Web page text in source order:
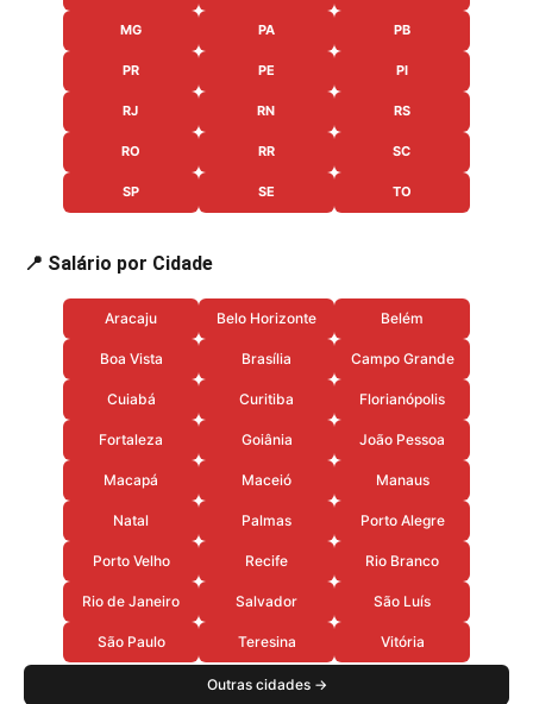
MG PA PB
PR PE PI
RJ RN RS
RO RR SC
SP SE TO
📍 Salário por Cidade
Aracaju Belo Horizonte Belém
Boa Vista Brasília Campo Grande
Cuiabá Curitiba Florianópolis
Fortaleza Goiânia João Pessoa
Macapá Maceió Manaus
Natal Palmas Porto Alegre
Porto Velho Recife Rio Branco
Rio de Janeiro Salvador São Luís
São Paulo Teresina Vitória
Outras cidades →